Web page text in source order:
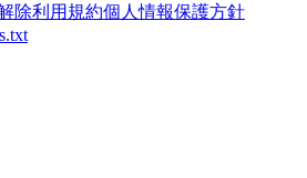
除利用規約個人情報保護方針